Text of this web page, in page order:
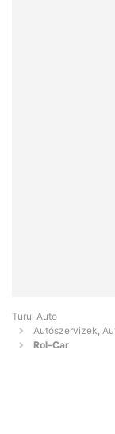
Turul Auto
Autószervizek,
Rol-Car